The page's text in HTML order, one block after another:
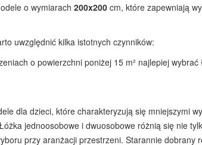
o wymiarach 200x200 cm, które zapewniają
uwzględnić kilka istotnych czynników:
o powierzchni poniżej 15 m² najlepiej wybrać
dla dzieci, które charakteryzują się mniejszymi
jednoosobowe i dwuosobowe różnią się nie
przy aranżacji przestrzeni. Starannie dobrany